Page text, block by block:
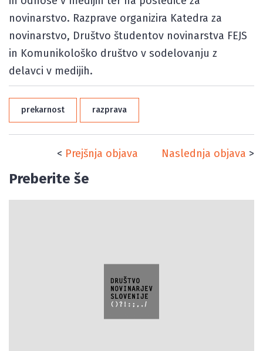
novinarstvo. Razprave organizira Katedra za
novinarstvo, Društvo študentov novinarstva FEJS
in Komunikološko društvo v sodelovanju z
delavci v medijih.
prekarnost razprava
< Prejšnja objava Naslednja objava >
Preberite še